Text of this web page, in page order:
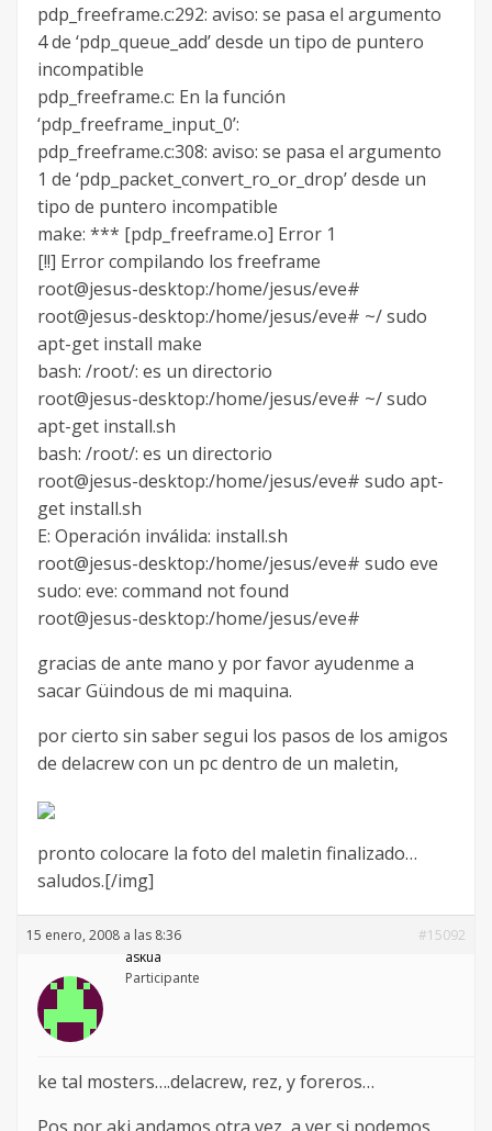
pdp_freeframe.c:292: aviso: se pasa el argumento
4 de ‘pdp_queue_add’ desde un tipo de puntero
incompatible
pdp_freeframe.c: En la función
‘pdp_freeframe_input_0’:
pdp_freeframe.c:308: aviso: se pasa el argumento
1 de ‘pdp_packet_convert_ro_or_drop’ desde un
tipo de puntero incompatible
make: *** [pdp_freeframe.o] Error 1
[!!] Error compilando los freeframe
root@jesus-desktop:/home/jesus/eve#
root@jesus-desktop:/home/jesus/eve# ~/ sudo
apt-get install make
bash: /root/: es un directorio
root@jesus-desktop:/home/jesus/eve# ~/ sudo
apt-get install.sh
bash: /root/: es un directorio
root@jesus-desktop:/home/jesus/eve# sudo apt-
get install.sh
E: Operación inválida: install.sh
root@jesus-desktop:/home/jesus/eve# sudo eve
sudo: eve: command not found
root@jesus-desktop:/home/jesus/eve#
gracias de ante mano y por favor ayudenme a
sacar Güindous de mi maquina.
por cierto sin saber segui los pasos de los amigos
de delacrew con un pc dentro de un maletin,
pronto colocare la foto del maletin finalizado…
saludos.[/img]
15 enero, 2008 a las 8:36
#15092
askua
Participante
ke tal mosters….delacrew, rez, y foreros…